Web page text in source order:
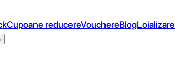
Cupoane reducereVouchereBlogLoializare